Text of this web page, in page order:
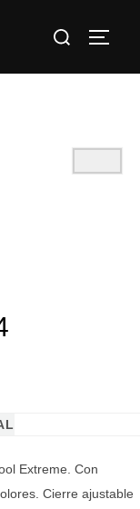
Extreme. Con
Cierre ajustable